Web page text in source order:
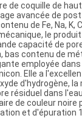
de coquille de
avancée de
de Fe, Na, K,
le
capacité de
bas contenu de
employée
Elle a
d'hydrogène, la
résiduel dans